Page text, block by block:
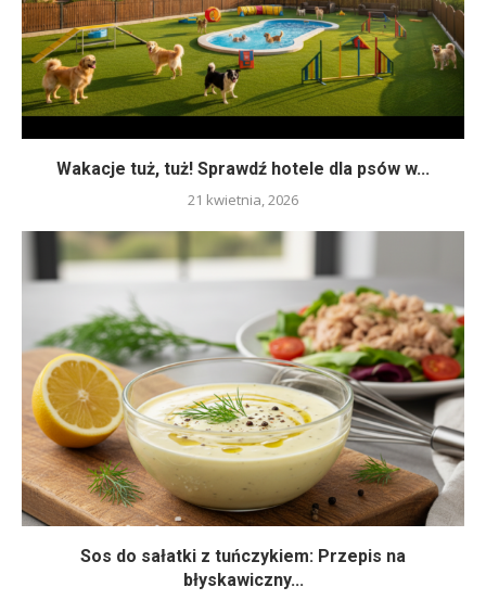
Wakacje tuż, tuż! Sprawdź hotele dla psów w...
21 kwietnia, 2026
Sos do sałatki z tuńczykiem: Przepis na
błyskawiczny...